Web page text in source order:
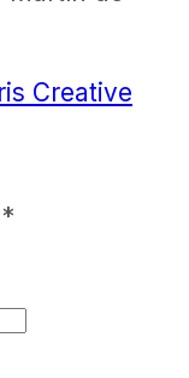
Creative
*